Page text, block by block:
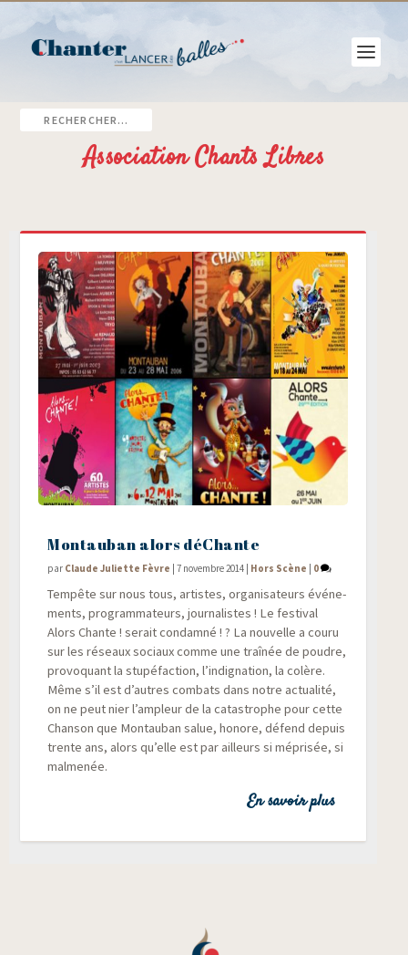
Association Chants Libres
Montauban alors déChante
par Claude Juliette Fèvre |7 novembre 2014 | Hors Scène | 0
Tem­pête sur nous tous, artistes, orga­ni­sa­teurs évé­ne­
ments, pro­gram­ma­teurs, jour­na­listes ! Le fes­ti­val
Alors Chante ! serait condam­né ! ? La nou­velle a cou­ru
sur les réseaux sociaux comme une traî­née de poudre,
pro­vo­quant la stu­pé­fac­tion, l’indignation, la colère.
Même s’il est d’autres com­bats dans notre actua­li­té,
on ne peut nier l’ampleur de la catas­trophe pour cette
Chan­son que Mon­tau­ban salue, honore, défend depuis
trente ans, alors qu’elle est par ailleurs si mépri­sée, si
malmenée.
En savoir plus